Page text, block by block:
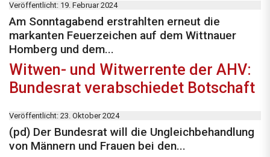
Veröffentlicht: 19. Februar 2024
Am Sonntagabend erstrahlten erneut die
markanten Feuerzeichen auf dem Wittnauer
Homberg und dem...
Witwen- und Witwerrente der AHV:
Bundesrat verabschiedet Botschaft
Veröffentlicht: 23. Oktober 2024
(pd) Der Bundesrat will die Ungleichbehandlung
von Männern und Frauen bei den...